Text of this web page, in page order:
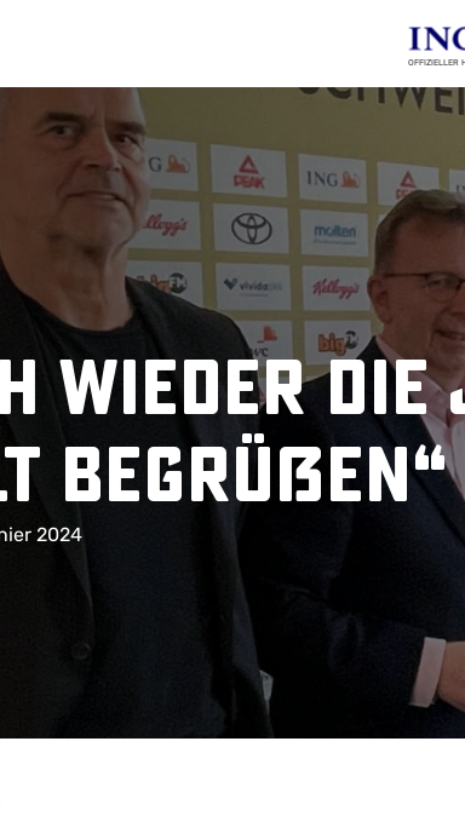
OFFIZIELLER
wieder die
begrüßen“
2024